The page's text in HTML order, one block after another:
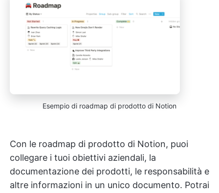
Esempio di roadmap di prodotto di Notion
Con le roadmap di prodotto di Notion, puoi
collegare i tuoi obiettivi aziendali, la
documentazione dei prodotti, le responsabilità e
altre informazioni in un unico documento. Potrai